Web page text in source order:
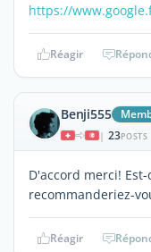
https://
Réagir
Benji555
| 23POSTS
D'accord merci!
recommanderiez-
Réagir